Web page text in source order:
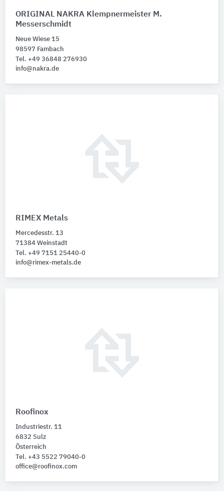
ORIGINAL NAKRA Klempnermeister M.
Messerschmidt
Neue Wiese 15
98597 Fambach
Tel. +49 36848 276930
info@nakra.de
RIMEX Metals
Mercedesstr. 13
71384 Weinstadt
Tel. +49 7151 25440-0
info@rimex-metals.de
Roofinox
Industriestr. 11
6832 Sulz
Österreich
Tel. +43 5522 79040-0
office@roofinox.com